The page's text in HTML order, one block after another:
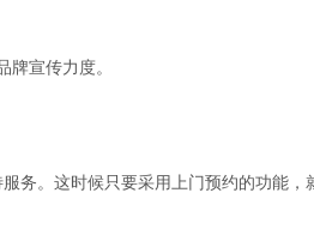
宣传力度。
务。这时候只要采用上门预约的功能，